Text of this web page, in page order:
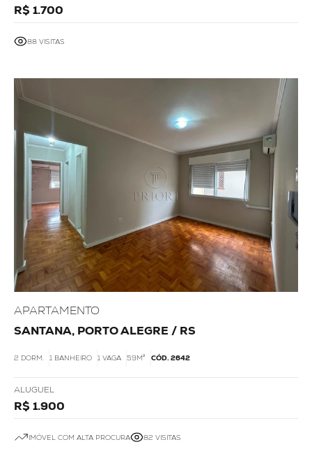
R$ 1.700
88 VISITAS
APARTAMENTO
SANTANA, PORTO ALEGRE / RS
2 DORM. 1 BANHEIRO 1 VAGA 59M² CÓD. 2642
ALUGUEL
R$ 1.900
IMÓVEL COM ALTA PROCURA 82 VISITAS